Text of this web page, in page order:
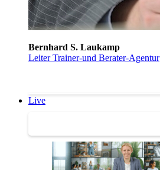
Bernhard S. Laukamp
Leiter Trainer-und Berater-Agentur
Live